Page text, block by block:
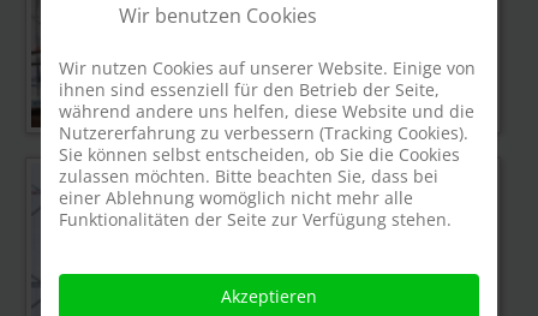
Wir benutzen Cookies
Wir nutzen Cookies auf unserer Website. Einige von
ihnen sind essenziell für den Betrieb der Seite,
während andere uns helfen, diese Website und die
Nutzererfahrung zu verbessern (Tracking Cookies).
Sie können selbst entscheiden, ob Sie die Cookies
zulassen möchten. Bitte beachten Sie, dass bei
einer Ablehnung womöglich nicht mehr alle
Funktionalitäten der Seite zur Verfügung stehen.
Akzeptieren